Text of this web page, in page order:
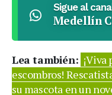
Sigue al
Medellín
Lea también: ¡Viva
escombros!
su mascota en un